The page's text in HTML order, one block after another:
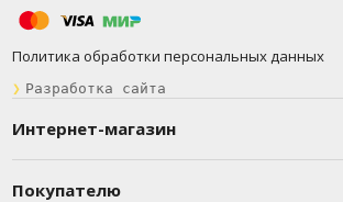
Политика обработки персональных данных
❯ Разработка сайта
Интернет-магазин
Покупателю